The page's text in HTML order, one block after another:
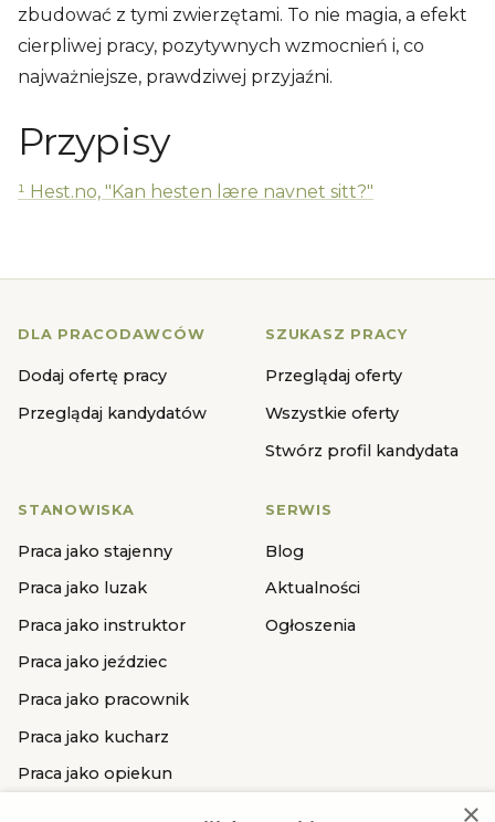
zbudować z tymi zwierzętami. To nie magia, a efekt
cierpliwej pracy, pozytywnych wzmocnień i, co
najważniejsze, prawdziwej przyjaźni.
Przypisy
¹ Hest.no, "Kan hesten lære navnet sitt?"
DLA PRACODAWCÓW
Dodaj ofertę pracy
Przeglądaj kandydatów
SZUKASZ PRACY
Przeglądaj oferty
Wszystkie oferty
Stwórz profil kandydata
STANOWISKA
Praca jako stajenny
Praca jako luzak
Praca jako instruktor
Praca jako jeździec
Praca jako pracownik
Praca jako kucharz
Praca jako opiekun
SERWIS
Blog
Aktualności
Ogłoszenia
×